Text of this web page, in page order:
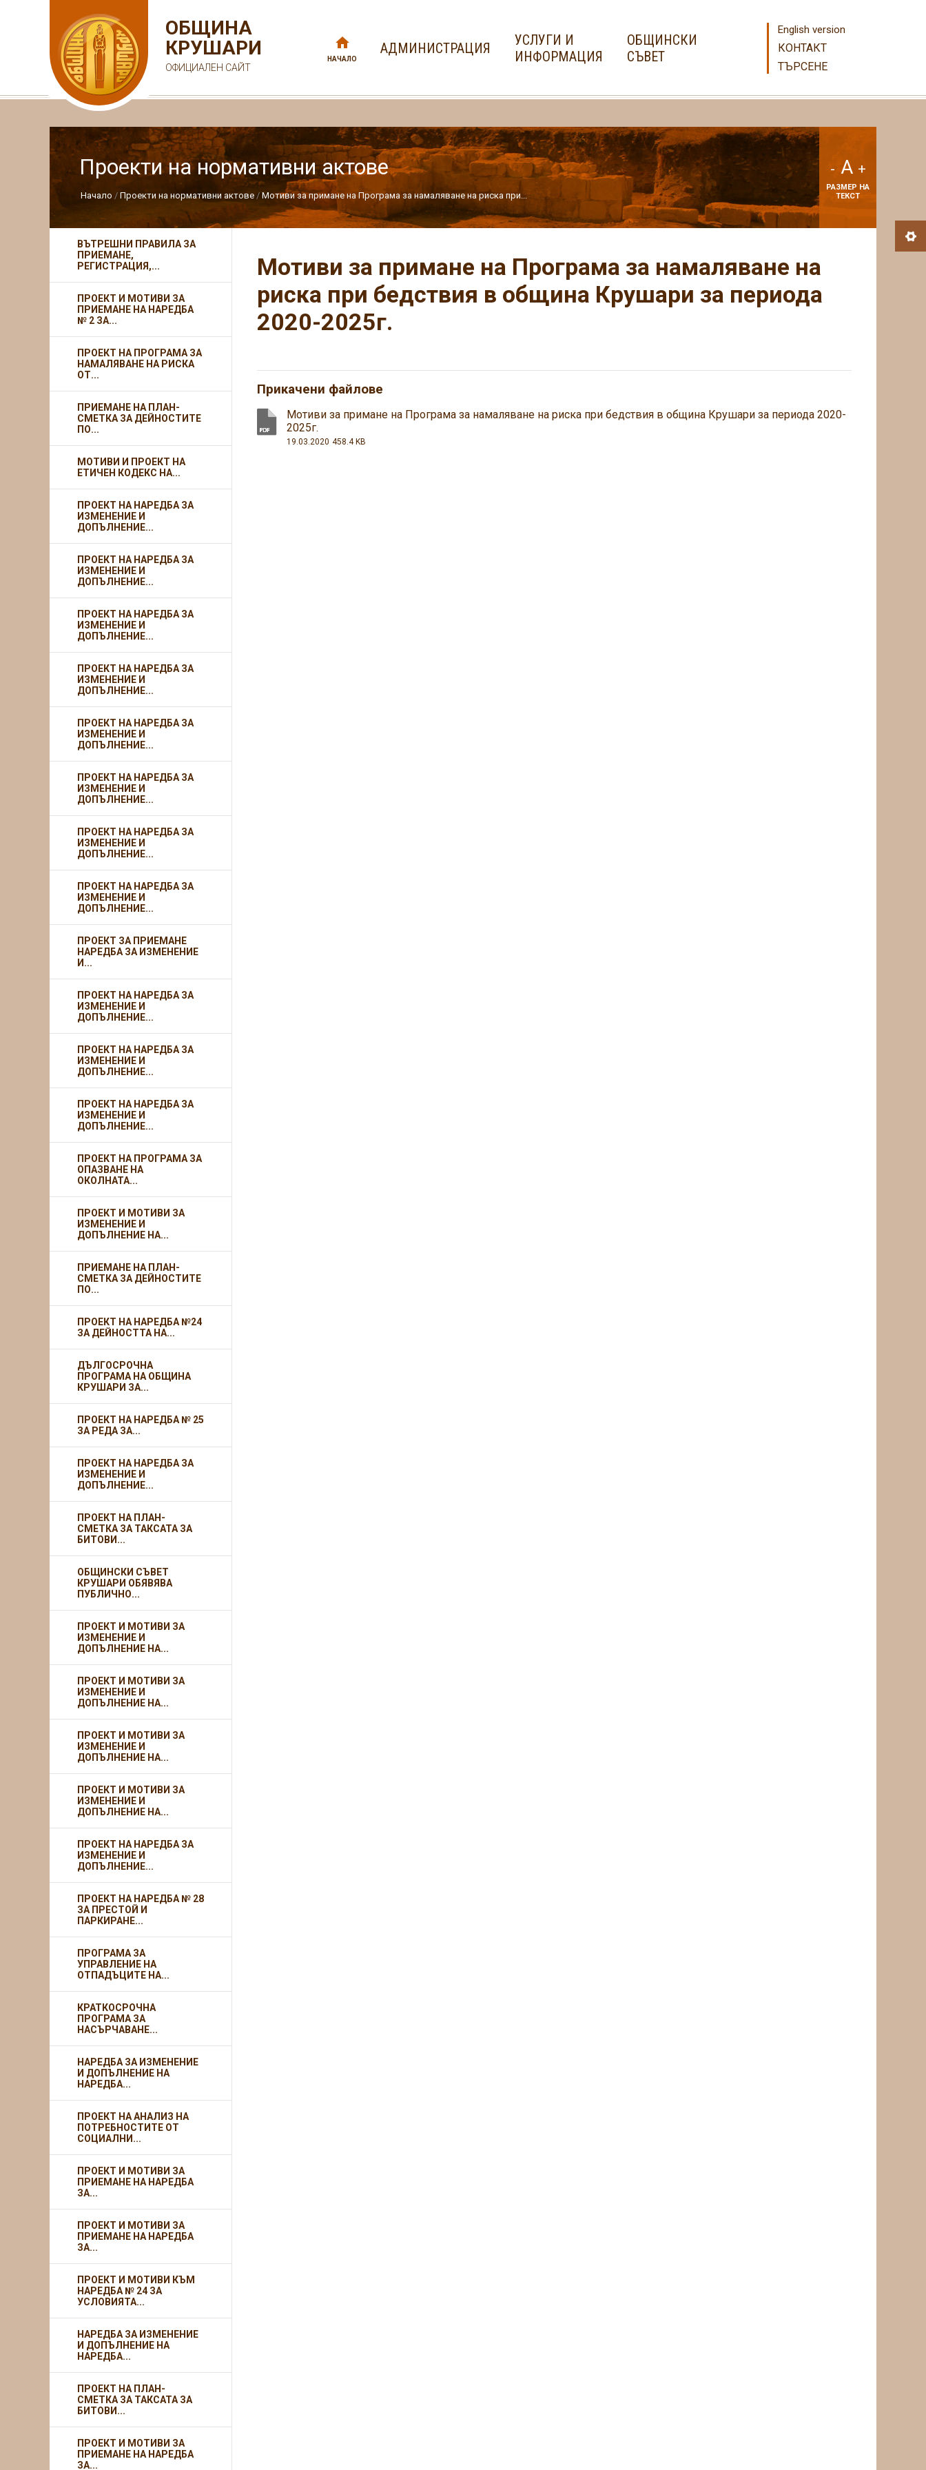
ОБЩИНА
КРУШАРИ
ОФИЦИАЛЕН САЙТ
НАЧАЛО
АДМИНИСТРАЦИЯ
УСЛУГИ И
ИНФОРМАЦИЯ
ОБЩИНСКИ
СЪВЕТ
English version
КОНТАКТ
ТЪРСЕНЕ
Проекти на нормативни актове
Начало Проекти на нормативни актове Мотиви за примане на Програма за намаляване на риска при...
- A +
РАЗМЕР НА
ТЕКСТ
Мотиви за примане на Програма за намаляване на
риска при бедствия в община Крушари за периода
2020-2025г.
Прикачени файлове
Мотиви за примане на Програма за намаляване на риска при бедствия в община Крушари за периода 2020-
2025г.
19.03.2020 458.4 KB
ВЪТРЕШНИ ПРАВИЛА ЗА
ПРИЕМАНЕ,
РЕГИСТРАЦИЯ,...
ПРОЕКТ И МОТИВИ ЗА
ПРИЕМАНЕ НА НАРЕДБА
№ 2 ЗА...
ПРОЕКТ НА ПРОГРАМА ЗА
НАМАЛЯВАНЕ НА РИСКА
ОТ...
ПРИЕМАНЕ НА ПЛАН-
СМЕТКА ЗА ДЕЙНОСТИТЕ
ПО...
МОТИВИ И ПРОЕКТ НА
ЕТИЧЕН КОДЕКС НА...
ПРОЕКТ НА НАРЕДБА ЗА
ИЗМЕНЕНИЕ И
ДОПЪЛНЕНИЕ...
ПРОЕКТ НА НАРЕДБА ЗА
ИЗМЕНЕНИЕ И
ДОПЪЛНЕНИЕ...
ПРОЕКТ НА НАРЕДБА ЗА
ИЗМЕНЕНИЕ И
ДОПЪЛНЕНИЕ...
ПРОЕКТ НА НАРЕДБА ЗА
ИЗМЕНЕНИЕ И
ДОПЪЛНЕНИЕ...
ПРОЕКТ НА НАРЕДБА ЗА
ИЗМЕНЕНИЕ И
ДОПЪЛНЕНИЕ...
ПРОЕКТ НА НАРЕДБА ЗА
ИЗМЕНЕНИЕ И
ДОПЪЛНЕНИЕ...
ПРОЕКТ НА НАРЕДБА ЗА
ИЗМЕНЕНИЕ И
ДОПЪЛНЕНИЕ...
ПРОЕКТ НА НАРЕДБА ЗА
ИЗМЕНЕНИЕ И
ДОПЪЛНЕНИЕ...
ПРОЕКТ ЗА ПРИЕМАНЕ
НАРЕДБА ЗА ИЗМЕНЕНИЕ
И...
ПРОЕКТ НА НАРЕДБА ЗА
ИЗМЕНЕНИЕ И
ДОПЪЛНЕНИЕ...
ПРОЕКТ НА НАРЕДБА ЗА
ИЗМЕНЕНИЕ И
ДОПЪЛНЕНИЕ...
ПРОЕКТ НА НАРЕДБА ЗА
ИЗМЕНЕНИЕ И
ДОПЪЛНЕНИЕ...
ПРОЕКТ НА ПРОГРАМА ЗА
ОПАЗВАНЕ НА
ОКОЛНАТА...
ПРОЕКТ И МОТИВИ ЗА
ИЗМЕНЕНИЕ И
ДОПЪЛНЕНИЕ НА...
ПРИЕМАНЕ НА ПЛАН-
СМЕТКА ЗА ДЕЙНОСТИТЕ
ПО...
ПРОЕКТ НА НАРЕДБА №24
ЗА ДЕЙНОСТТА НА...
ДЪЛГОСРОЧНА
ПРОГРАМА НА ОБЩИНА
КРУШАРИ ЗА...
ПРОЕКТ НА НАРЕДБА № 25
ЗА РЕДА ЗА...
ПРОЕКТ НА НАРЕДБА ЗА
ИЗМЕНЕНИЕ И
ДОПЪЛНЕНИЕ...
ПРОЕКТ НА ПЛАН-
СМЕТКА ЗА ТАКСАТА ЗА
БИТОВИ...
ОБЩИНСКИ СЪВЕТ
КРУШАРИ ОБЯВЯВА
ПУБЛИЧНО...
ПРОЕКТ И МОТИВИ ЗА
ИЗМЕНЕНИЕ И
ДОПЪЛНЕНИЕ НА...
ПРОЕКТ И МОТИВИ ЗА
ИЗМЕНЕНИЕ И
ДОПЪЛНЕНИЕ НА...
ПРОЕКТ И МОТИВИ ЗА
ИЗМЕНЕНИЕ И
ДОПЪЛНЕНИЕ НА...
ПРОЕКТ И МОТИВИ ЗА
ИЗМЕНЕНИЕ И
ДОПЪЛНЕНИЕ НА...
ПРОЕКТ НА НАРЕДБА ЗА
ИЗМЕНЕНИЕ И
ДОПЪЛНЕНИЕ...
ПРОЕКТ НА НАРЕДБА № 28
ЗА ПРЕСТОЙ И
ПАРКИРАНЕ...
ПРОГРАМА ЗА
УПРАВЛЕНИЕ НА
ОТПАДЪЦИТЕ НА...
КРАТКОСРОЧНА
ПРОГРАМА ЗА
НАСЪРЧАВАНЕ...
НАРЕДБА ЗА ИЗМЕНЕНИЕ
И ДОПЪЛНЕНИЕ НА
НАРЕДБА...
ПРОЕКТ НА АНАЛИЗ НА
ПОТРЕБНОСТИТЕ ОТ
СОЦИАЛНИ...
ПРОЕКТ И МОТИВИ ЗА
ПРИЕМАНЕ НА НАРЕДБА
ЗА...
ПРОЕКТ И МОТИВИ ЗА
ПРИЕМАНЕ НА НАРЕДБА
ЗА...
ПРОЕКТ И МОТИВИ КЪМ
НАРЕДБА № 24 ЗА
УСЛОВИЯТА...
НАРЕДБА ЗА ИЗМЕНЕНИЕ
И ДОПЪЛНЕНИЕ НА
НАРЕДБА...
ПРОЕКТ НА ПЛАН-
СМЕТКА ЗА ТАКСАТА ЗА
БИТОВИ...
ПРОЕКТ И МОТИВИ ЗА
ПРИЕМАНЕ НА НАРЕДБА
ЗА...